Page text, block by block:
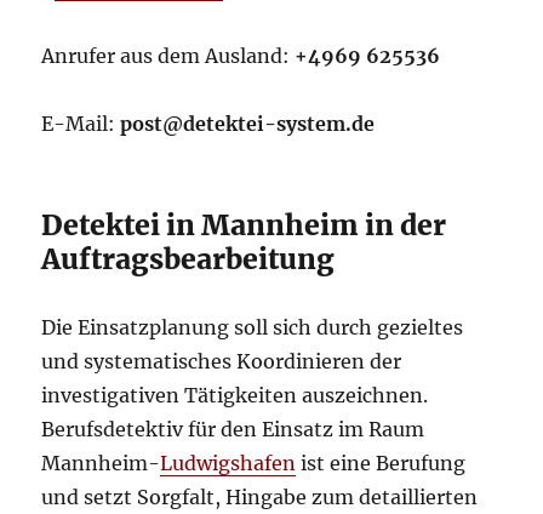
Anrufer aus dem Ausland: +4969 625536
E-Mail:post@detektei-system.de
Detektei in Mannheim in der
Auftragsbearbeitung
Die Einsatzplanung soll sich durch gezieltes
und systematisches Koordinieren der
investigativen Tätigkeiten auszeichnen.
Berufsdetektiv für den Einsatz im Raum
Mannheim-Ludwigshafen ist eine Berufung
und setzt Sorgfalt, Hingabe zum detaillierten